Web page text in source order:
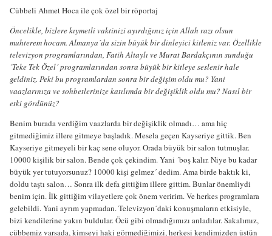
Cübbeli Ahmet Hoca ile çok özel bir röportaj
Öncelikle, bizlere kıymetli vaktinizi ayırdığınız için Allah razı olsun
muhterem hocam. Almanya´da sizin büyük bir dinleyici kitleniz var. Özellikle
televizyon programlarından, Fatih Altaylı ve Murat Bardakçının sunduğu
´Teke Tek Özel´ programlarından sonra büyük bir kitleye seslenir hale
geldiniz. Peki bu programlardan sonra bir değişim oldu mu? Yani
vaazlarınıza ve sohbetlerinize katılımda bir değişiklik oldu mu? Nasıl bir
etki gördünüz?
Benim burada verdiğim vaazlarda bir değişiklik olmadı… ama hiç
gitmediğimiz illere gitmeye başladık. Mesela geçen Kayseriye gittik. Ben
Kayseriye gitmeyeli bir kaç sene oluyor. Orada büyük bir salon tutmuşlar.
10000 kişilik bir salon. Bende çok çekindim. Yani ´boş kalır. Niye bu kadar
büyük yer tutuyorsunuz? 10000 kişi gelmez´ dedim. Ama birde baktık ki,
doldu taştı salon… Sonra ilk defa gittiğim illere gittim. Bunlar önemliydi
benim için. İlk gittiğim vilayetlere çok önem veririm. Ve herkes programlara
gelebildi. Yani ayrım yapmadan. Televizyon´daki konuşmaların etkisiyle,
bizi kendilerine yakın buldular. Öcü gibi olmadığımızı anladılar. Sakalımız,
cübbemiz varsada, kimseyi haki görmediğimizi, herkesi kendimizden üstün